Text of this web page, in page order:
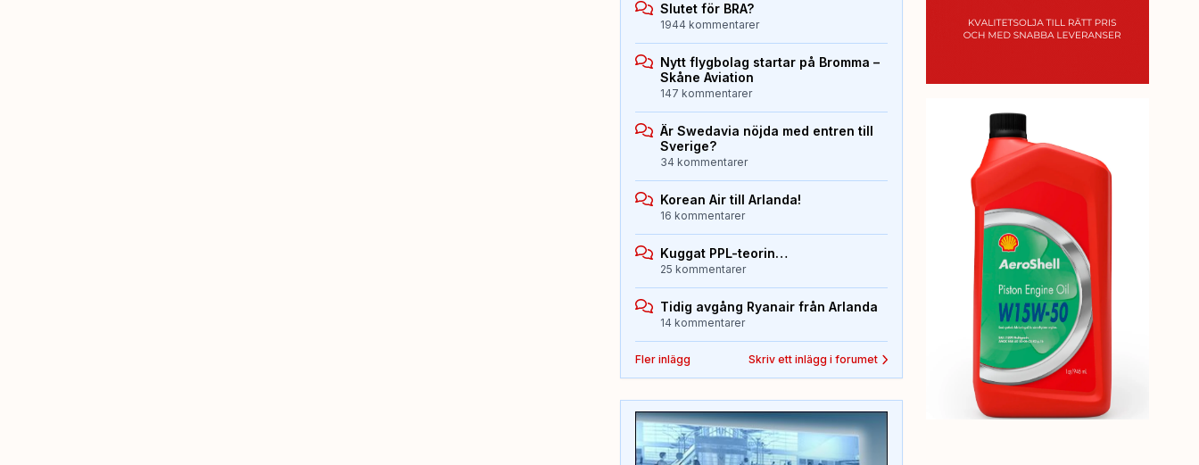
Slutet för BRA?
1944 kommentarer
Nytt flygbolag startar på Bromma –
Skåne Aviation
147 kommentarer
Är Swedavia nöjda med entren till
Sverige?
34 kommentarer
Korean Air till Arlanda!
16 kommentarer
Kuggat PPL-teorin…
25 kommentarer
Tidig avgång Ryanair från Arlanda
14 kommentarer
Fler inlägg Skriv ett inlägg i forumet